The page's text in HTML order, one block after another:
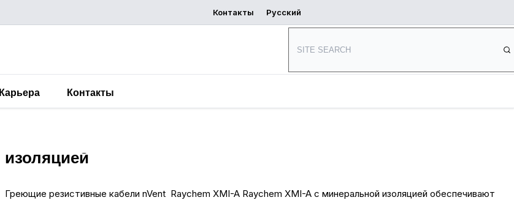
Контакты Русский
Карьера Контакты
Где купить
проектирование
изоляцией
Греющие резистивные кабели nVent Raychem XMI-A Raychem XMI-A с минеральной изоляцией обеспечивают